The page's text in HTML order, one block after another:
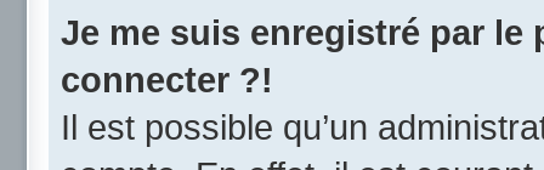
Je me suis enregistré par le
connecter ?!
Il est possible qu’un